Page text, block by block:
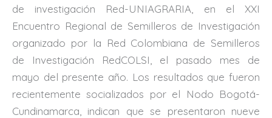
de investigación Red-UNIAGRARIA, en el XXI
Encuentro Regional de Semilleros de Investigación
organizado por la Red Colombiana de Semilleros
de Investigación RedCOLSI, el pasado mes de
mayo del presente año. Los resultados que fueron
recientemente socializados por el Nodo Bogotá-
Cundinamarca, indican que se presentaron nueve